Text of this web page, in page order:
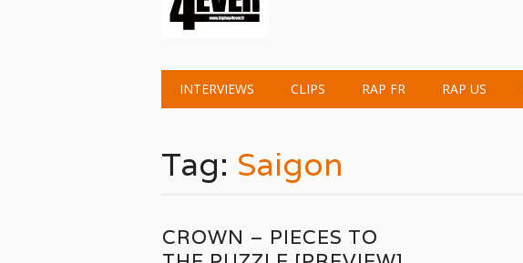
Main menu
INTERVIEWS CLIPS RAP FR RAP US
Tag: Saigon
CROWN – PIECES TO